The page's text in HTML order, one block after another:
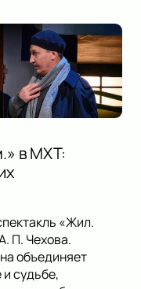
в МХТ:
«Жил.
П. Чехова.
объединяет
судьбе,